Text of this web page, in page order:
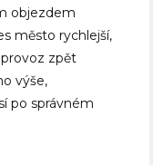
objezdem
město rychlejší,
zpět
výše,
po správném